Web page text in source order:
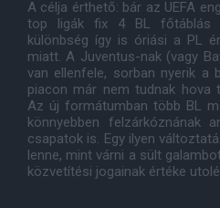
A célja érthető: bár az UEFA
top ligák fix 4 BL főtáblás
különbség így is óriási a PL
miatt. A Juventus-nak (vagy
van ellenfele, sorban nyerik a
piacon már nem tudnak hova
Az új formátumban több BL
könnyebben felzárkóznának
csapatok is. Egy ilyen
lenne, mint várni a sült
közvetítési jogainak értéke